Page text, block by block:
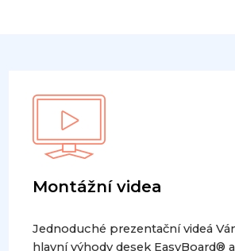
Montážní videa
Jednoduché prezentační videá
hlavní výhody desek EasyBoard®